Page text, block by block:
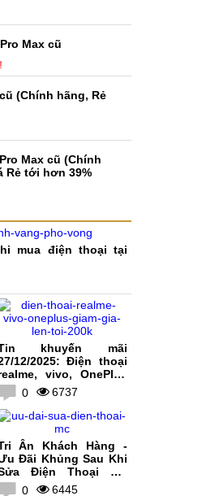
Max cũ
(Chính hãng, Rẻ
Max cũ (Chính
Rẻ tới hơn 39%
mua điện thoại tại
khuyến mãi
12/2025: Điện thoại
vivo, OnePlus
giảm giá lên tới 200K
0 6737
Ân Khách Hàng -
Đãi Khủng Sau Khi
Điện Thoại Tại
MobileCity
0 6445